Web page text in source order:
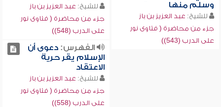
وسلم منها
للشيخ: عبد العزيز بن باز
جزء من محاضرة ( فتاوى نور
على الدرب (543))
للشيخ: عبد العزيز بن باز
جزء من محاضرة ( فتاوى نور
على الدرب (548))
الفهرس:دعوى أن
الإسلام يقر حرية
الاعتقاد
للشيخ: عبد العزيز بن باز
جزء من محاضرة ( فتاوى نور
على الدرب (558))